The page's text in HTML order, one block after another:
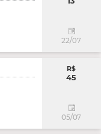
22/07
R$
45
05/07